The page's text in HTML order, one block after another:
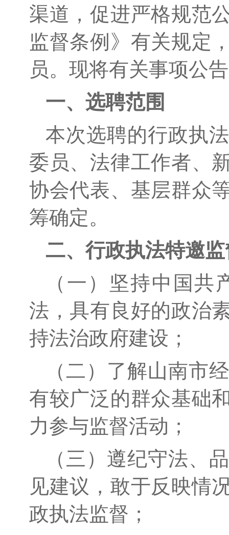
渠道，促进严格规范
监督条例》有关规定
员。现将有关事项公
一、选聘范围
本次选聘的行政执
委员、法律工作者、
协会代表、基层群众
筹确定。
二、行政执法特邀
（一）坚持中国
法，具有良好的政治
持法治政府建设；
（二） 了解山南市
有较广泛的群众基础
力参与监督活动 ；
（三） 遵纪守法、
见建议，敢于反映情
政执法监督；